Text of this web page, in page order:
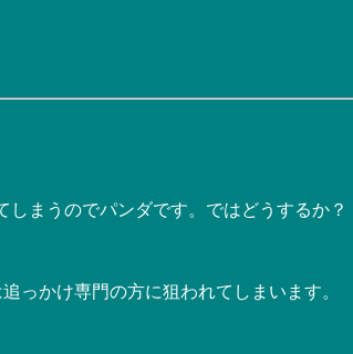
まうのでパンダです。ではどうするか？
っかけ専門の方に狙われてしまいます。